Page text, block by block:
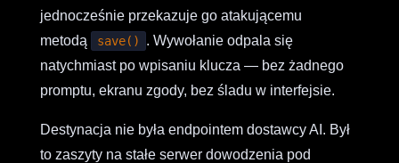
jednocześnie przekazuje go atakującemu
metodą
save()
. Wywołanie odpala się
natychmiast po wpisaniu klucza — bez żadnego
promptu, ekranu zgody, bez śladu w interfejsie.
Destynacja nie była endpointem dostawcy AI. Był
to zaszyty na stałe serwer dowodzenia pod